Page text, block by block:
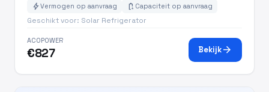
boltVermogen op aanvraag battery_charging_full Capaciteit op aanvraag
Geschikt voor: Solar Refrigerator
ACOPOWER
€827 Bekijkarrow_forward